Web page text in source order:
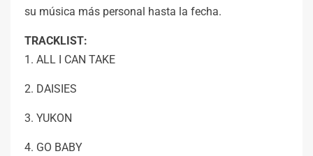
su música más personal hasta la fecha.
TRACKLIST:
1. ALL I CAN TAKE
2. DAISIES
3. YUKON
4. GO BABY